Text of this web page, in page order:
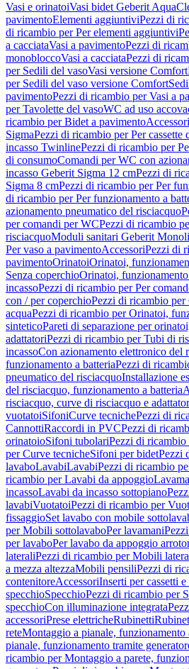
Vasi e orinatoiVasi bidet Geberit
pavimentoElementi aggiuntiviPezzi di
di ricambio per Per elementi aggiuntivi
a cacciataVasi a pavimentoPezzi di
monobloccoVasi a cacciataPezzi di
per Sedili del vasoVasi versione Comfort
per Sedili del vaso versione Comfort
pavimentoPezzi di ricambio per Vasi a
per Tavolette del vasoWC ad uso
ricambio per Bidet a pavimentoAccessori
SigmaPezzi di ricambio per Per cassette
incasso TwinlinePezzi di ricambio per
di consumoComandi per WC con
incasso Geberit Sigma 12 cmPezzi di
Sigma 8 cmPezzi di ricambio per Per
di ricambio per Per funzionamento a
azionamento pneumatico del risciacquo
per comandi per WCPezzi di ricambio
risciacquoModuli sanitari Geberit
Per vaso a pavimentoAccessoriPezzi di
pavimentoOrinatoiOrinatoi,
Senza coperchioOrinatoi,
incassoPezzi di ricambio per Per
con / per coperchioPezzi di ricambio
acquaPezzi di ricambio per Orinatoi,
sinteticoPareti di separazione per
adattatoriPezzi di ricambio per Tubi di
incassoCon azionamento elettronico del
funzionamento a batteriaPezzi di
pneumatico del risciacquoInstallazione
del risciacquo, funzionamento a batteria
risciacquo, curve di risciacquo e
vuotatoiSifoniCurve tecnichePezzi di
CannottiRaccordi in PVCPezzi di
orinatoioSifoni tubolariPezzi di
per Curve tecnicheSifoni per bidetPezzi
lavaboLavabiLavabiPezzi di ricambio
ricambio per Lavabi da appoggio
incassoLavabi da incasso sottopiano
lavabiVuotatoiPezzi di ricambio per
fissaggioSet lavabo con mobile
per Mobili sottolavaboPer lavamani
per lavaboPer lavabo da appoggio
lateraliPezzi di ricambio per Mobili
a mezza altezzaMobili pensiliPezzi di
contenitoreAccessoriInserti per cassetti
specchioSpecchioPezzi di ricambio per
specchioCon illuminazione integrata
accessoriPrese elettricheRubinetti
reteMontaggio a pianale, funzionamento
pianale, funzionamento tramite
ricambio per Montaggio a parete,